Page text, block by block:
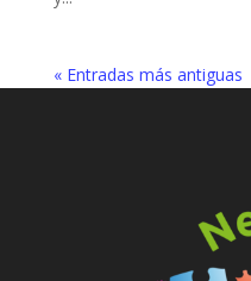
« Entradas más antiguas